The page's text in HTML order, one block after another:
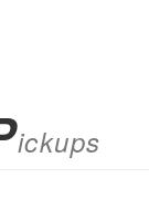
ickups